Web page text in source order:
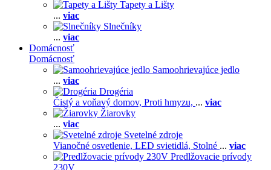
Tapety a Lišty
... viac
Slnečníky
... viac
Domácnosť
Domácnosť
Samoohrievajúce jedlo
... viac
Drogéria
Čistý a voňavý domov, Proti hmyzu, ... viac
Žiarovky
... viac
Svetelné zdroje
Vianočné osvetlenie, LED svietidlá, Stolné ... viac
Predlžovacie prívody
230V